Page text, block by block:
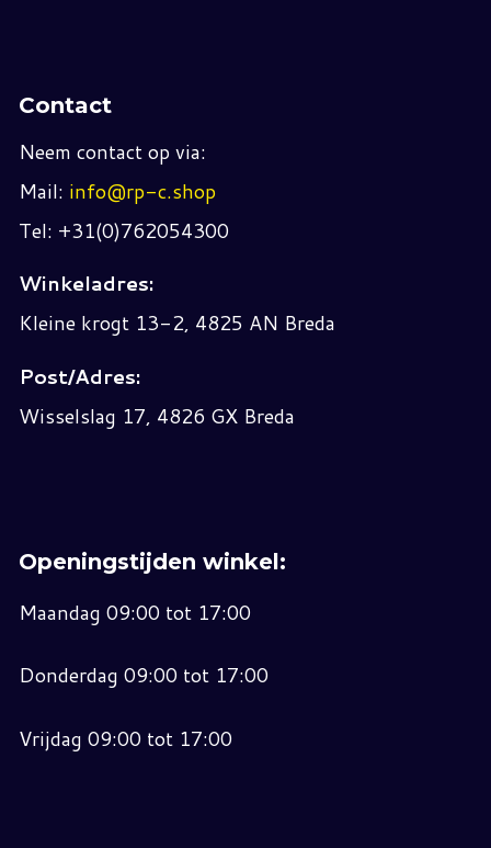
Contact
Neem contact op via:
Mail: info@rp-c.shop
Tel: +31(0)762054300
Winkeladres:
Kleine krogt 13-2, 4825 AN Breda
Post/Adres:
Wisselslag 17, 4826 GX Breda
Openingstijden winkel:
Maandag 09:00 tot 17:00
Donderdag 09:00 tot 17:00
Vrijdag 09:00 tot 17:00